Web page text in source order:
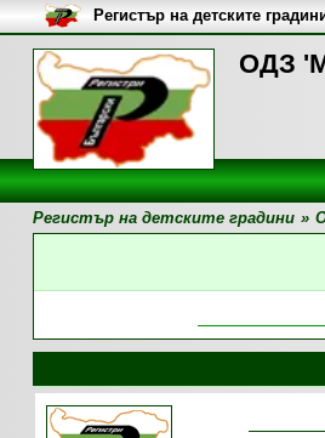
ОДЗ
Регистър на детските
Регистър на детските градини »